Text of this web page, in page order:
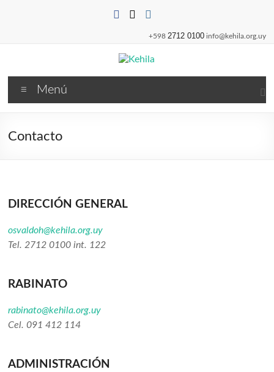
+598 2712 0100info@kehila.org.uy
Kehila
Menú
Contacto
DIRECCIÓN GENERAL
osvaldoh@kehila.org.uy
Tel. 2712 0100 int. 122
RABINATO
rabinato@kehila.org.uy
Cel. 091 412 114
ADMINISTRACIÓN